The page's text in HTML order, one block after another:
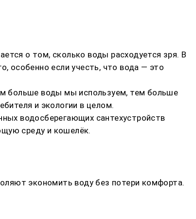
о том, сколько воды расходуется зря. В
особенно если учесть, что вода — это
больше воды мы используем, тем больше
и экологии в целом.
водосберегающих сантехустройств
среду и кошелёк.
экономить воду без потери комфорта.